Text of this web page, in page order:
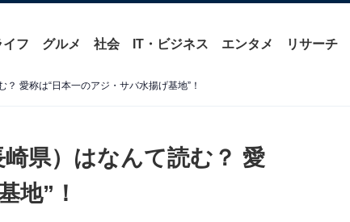
イフ グルメ 社会 IT・ビジネス エンタメ リサーチ
愛称は“日本一のアジ・サバ水揚げ基地”！
崎県）はなんて読む？ 愛
地”！